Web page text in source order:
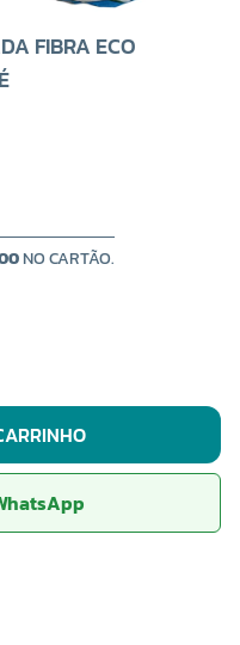
FIBRA ECO
NO CARTÃO.